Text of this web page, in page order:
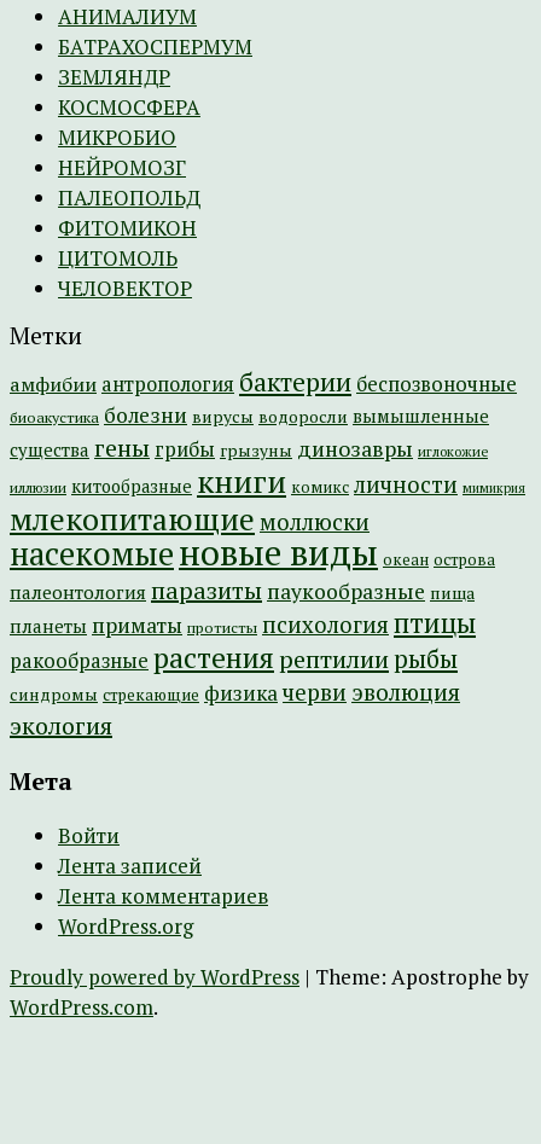
АНИМАЛИУМ
БАТРАХОСПЕРМУМ
ЗЕМЛЯНДР
КОСМОСФЕРА
МИКРОБИО
НЕЙРОМОЗГ
ПАЛЕОПОЛЬД
ФИТОМИКОН
ЦИТОМОЛЬ
ЧЕЛОВЕКТОР
Метки
амфибии антропология бактерии беспозвоночные
биоакустика болезни вирусы водоросли вымышленные
существа гены грибы грызуны динозавры иглокожие
иллюзии китообразные книги комикс личности мимикрия
млекопитающие моллюски
насекомыеновые виды океан острова
палеонтология паразиты паукообразные пища
планеты приматы протисты психология птицы
ракообразные растениярептилиирыбы
синдромы стрекающие физикачерви эволюция
экология
Мета
Войти
Лента записей
Лента комментариев
WordPress.org
Proudly powered by WordPress | Theme: Apostrophe by
WordPress.com.